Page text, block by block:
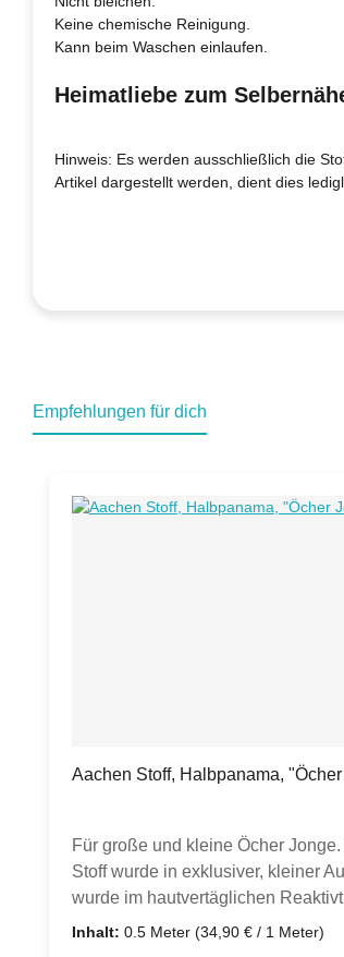
Keine chemische Reinigung.
Kann beim Waschen einlaufen.
Heimatliebe zum
Hinweis: Es werden ausschließlich die
Artikel dargestellt werden, dient dies
Empfehlungen für dich
Aachen Stoff, Halbpanama,
Für große und kleine Öcher
Stoff wurde in exklusiver, kleiner
wurde im hautvertäglichen
Hochveredelung ist der Stoff sehr
Inhalt: 0.5 Meter (34,90 € / 1 Meter)